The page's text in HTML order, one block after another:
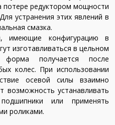
потере редуктором мощности
устранения этих явлений в
смазка.
имеющие конфигурацию в
изготавливаться в цельном
получается после
колес. При использовании
осевой силы взаимно
возможность устанавливать
или применять
роликами.